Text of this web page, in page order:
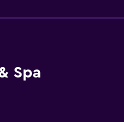
instalaciones
Spa